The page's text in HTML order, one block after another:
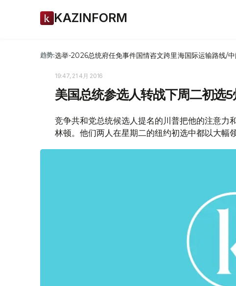
KAZINFORM
趋势:选举-2026总统府任免事件国情咨文跨里海国际运输路线/
19:47, 21 4月 2016
美国总统参选人转战下周二初选5
竞争共和党总统候选人提名的川普把他的注意力
林顿。他们两人在星期二的纽约初选中都以大幅